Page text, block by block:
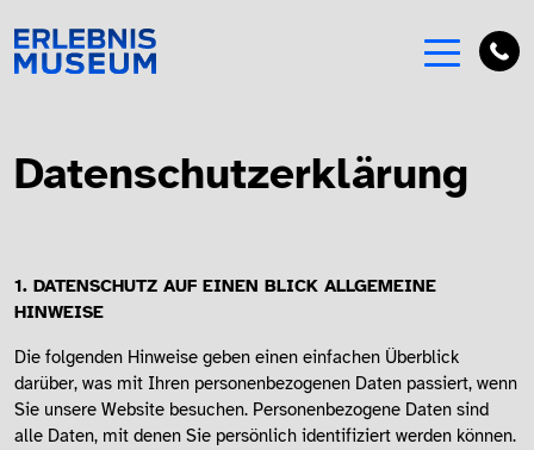
Datenschutzerklärung
1. DATENSCHUTZ AUF EINEN BLICK ALLGEMEINE
HINWEISE
Die folgenden Hinweise geben einen einfachen Überblick
darüber, was mit Ihren personenbezogenen Daten passiert, wenn
Sie unsere Website besuchen. Personenbezogene Daten sind
alle Daten, mit denen Sie persönlich identifiziert werden können.